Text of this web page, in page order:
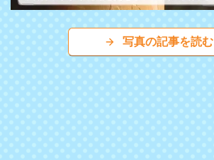
写真の記事を読む